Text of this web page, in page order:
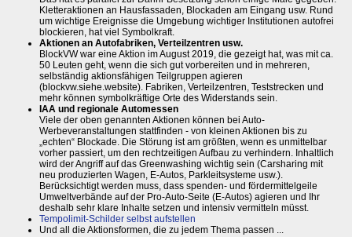
Kletteraktionen an Hausfassaden, Blockaden am Eingang usw. Rund
um wichtige Ereignisse die Umgebung wichtiger Institutionen autofrei
blockieren, hat viel Symbolkraft.
Aktionen an Autofabriken, Verteilzentren usw.
BlockVW war eine Aktion im August 2019, die gezeigt hat, was mit ca.
50 Leuten geht, wenn die sich gut vorbereiten und in mehreren,
selbständig aktionsfähigen Teilgruppen agieren
(blockvw.siehe.website). Fabriken, Verteilzentren, Teststrecken und
mehr können symbolkräftige Orte des Widerstands sein.
IAA und regionale Automessen
Viele der oben genannten Aktionen können bei Auto-
Werbeveranstaltungen stattfinden - von kleinen Aktionen bis zu
„echten“ Blockade. Die Störung ist am größten, wenn es unmittelbar
vorher passiert, um den rechtzeitigen Aufbau zu verhindern. Inhaltlich
wird der Angriff auf das Greenwashing wichtig sein (Carsharing mit
neu produzierten Wagen, E-Autos, Parkleitsysteme usw.).
Berücksichtigt werden muss, dass spenden- und fördermittelgeile
Umweltverbände auf der Pro-Auto-Seite (E-Autos) agieren und Ihr
deshalb sehr klare Inhalte setzen und intensiv vermitteln müsst.
Tempolimit-Schilder selbst aufstellen
Und all die Aktionsformen, die zu jedem Thema passen ...